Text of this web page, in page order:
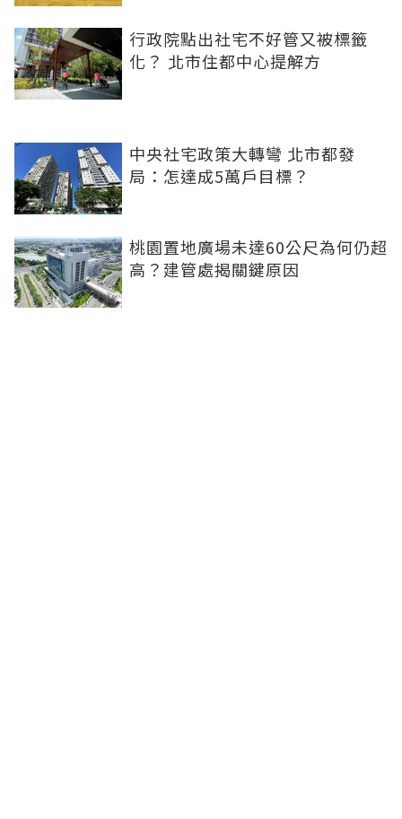
行政院點出社宅不好管又被標籤
化？ 北市住都中心提解方
中央社宅政策大轉彎 北市都發
局：怎達成5萬戶目標？
桃園置地廣場未達60公尺為何仍超
高？建管處揭關鍵原因